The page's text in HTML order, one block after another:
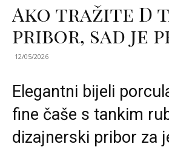
Ako tražite D
pribor, sad je
12/05/2026
Elegantni bijeli
fine čaše s tankim
dizajnerski pribor za